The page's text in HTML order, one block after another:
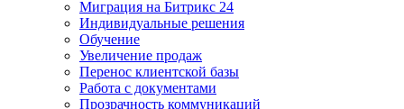
Миграция на Битрикс 24
Индивидуальные решения
Обучение
Увеличение продаж
Перенос клиентской базы
Работа с документами
Прозрачность коммуникаций